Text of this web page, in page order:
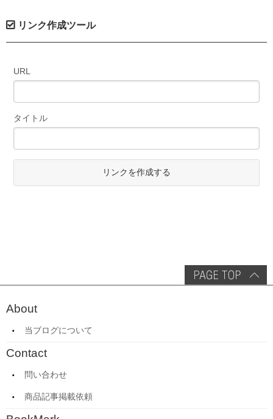
リンク作成ツール
URL
タイトル
リンクを作成する
About
当ブログについて
Contact
問い合わせ
商品記事掲載依頼